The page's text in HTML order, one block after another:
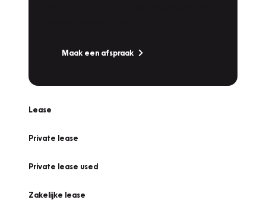
Maak een afspraak
Lease
Private lease
Private lease used
Zakelijke lease